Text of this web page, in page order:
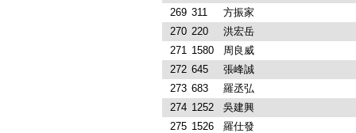
269 311
方振家
270 220
洪宏岳
271 1580
周良威
272 645
張峰誠
273 683
羅丞弘
274 1252
吳建興
275 1526 羅仕發